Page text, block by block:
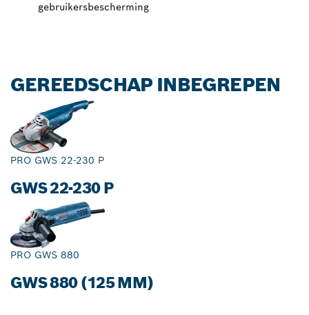
gebruikersbescherming
GEREEDSCHAP INBEGREPEN
PRO GWS 22-230 P
GWS 22-230 P
PRO GWS 880
GWS 880 (125 MM)